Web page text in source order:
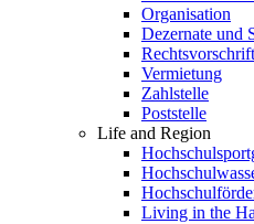
Organisation
Dezernate und
Vermietung
Zahlstelle
Poststelle
Life and Region
Living in the